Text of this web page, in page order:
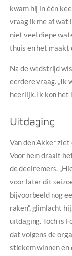
kwam hij in één
vraag ik me af wat
niet veel diepe
thuis en het maakt
Na de wedstrijd
eerdere vraag. „Ik
heerlijk. Ik kon het
Uitdaging
Van den Akker
Voor hem draait
de deelnemers.
voor later dit
bijvoorbeeld nog
raken”, glimlacht
uitdaging. Toch is
dat volgens de
stiekem winnen en